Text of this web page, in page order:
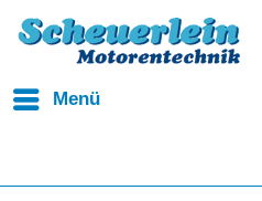
Menü